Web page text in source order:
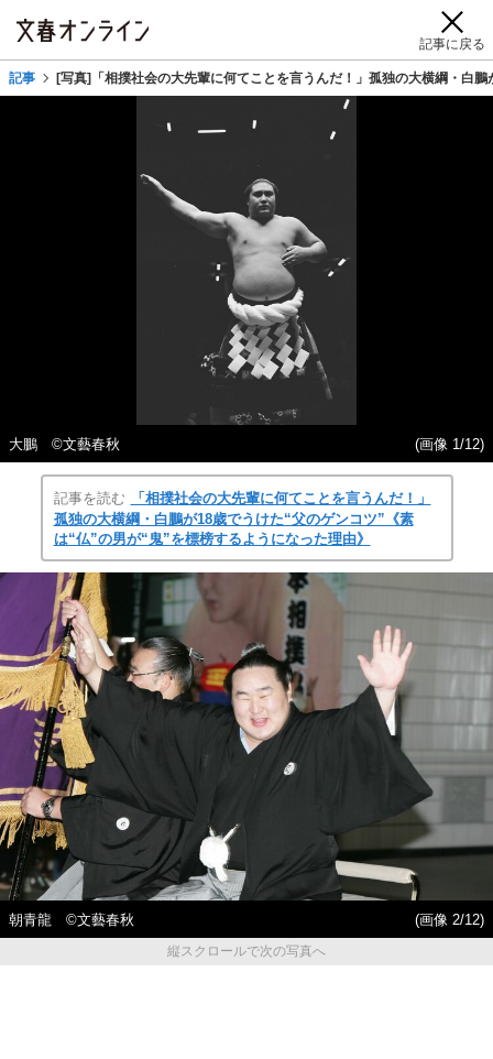
記事に戻る
記事 [写真]「相撲社会の大先輩に何てことを言うんだ！」孤独の大横綱・白
大鵬 ©文藝春秋 (画像 1/12)
記事を読む
「相撲社会の大先輩に何てことを言うんだ！」
孤独の大横綱・白鵬が18歳でうけた“父のゲンコツ”《素
は“仏”の男が“鬼”を標榜するようになった理由》
朝青龍 ©文藝春秋
(画像 2/12)
縦スクロールで次の写真へ